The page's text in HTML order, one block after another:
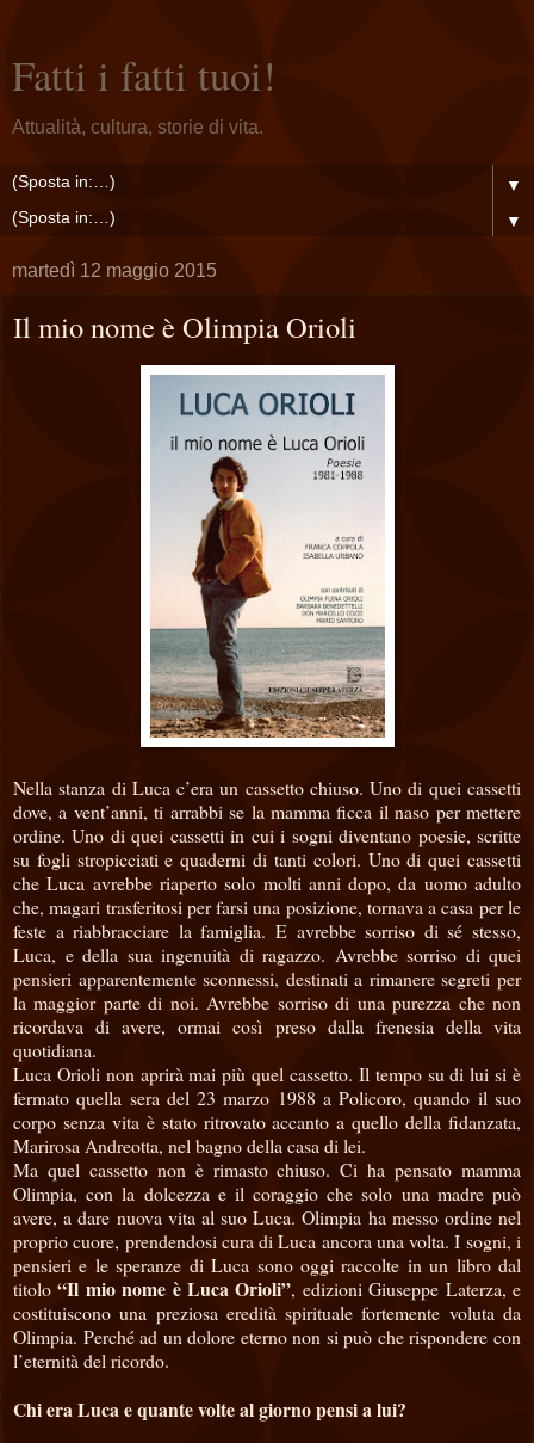
Fatti i fatti tuoi!
Attualità, cultura, storie di vita.
▼
▼
martedì 12 maggio 2015
Il mio nome è Olimpia Orioli
Nella stanza di Luca c’era un cassetto chiuso. Uno di quei cassetti
dove, a vent’anni, ti arrabbi se la mamma ficca il naso per mettere
ordine. Uno di quei cassetti in cui i sogni diventano poesie, scritte
su fogli stropicciati e quaderni di tanti colori. Uno di quei cassetti
che Luca avrebbe riaperto solo molti anni dopo, da uomo adulto
che, magari trasferitosi per farsi una posizione, tornava a casa per le
feste a riabbracciare la famiglia. E avrebbe sorriso di sé stesso,
Luca, e della sua ingenuità di ragazzo. Avrebbe sorriso di quei
pensieri apparentemente sconnessi, destinati a rimanere segreti per
la maggior parte di noi. Avrebbe sorriso di una purezza che non
ricordava di avere, ormai così preso dalla frenesia della vita
quotidiana.
Luca Orioli non aprirà mai più quel cassetto. Il tempo su di lui si è
fermato quella sera del 23 marzo 1988 a Policoro, quando il suo
corpo senza vita è stato ritrovato accanto a quello della fidanzata,
Marirosa Andreotta, nel bagno della casa di lei.
Ma quel cassetto non è rimasto chiuso. Ci ha pensato mamma
Olimpia, con la dolcezza e il coraggio che solo una madre può
avere, a dare nuova vita al suo Luca. Olimpia ha messo ordine nel
proprio cuore, prendendosi cura di Luca ancora una volta. I sogni, i
pensieri e le speranze di Luca sono oggi raccolte in un libro dal
titolo“Il mio nome è Luca Orioli”, edizioni Giuseppe Laterza, e
costituiscono una preziosa eredità spirituale fortemente voluta da
Olimpia. Perché ad un dolore eterno non si può che rispondere con
l’eternità del ricordo.
Chi era Luca e quante volte al giorno pensi a lui?